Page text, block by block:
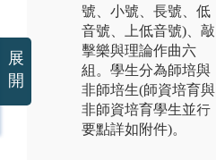
號、小號、長號、低
音號、上低音號)、敲
擊樂與理論作曲六
組。學生分為師培與
非師培生(師資培育與
非師資培育學生並行
要點詳如附件)。
展
開